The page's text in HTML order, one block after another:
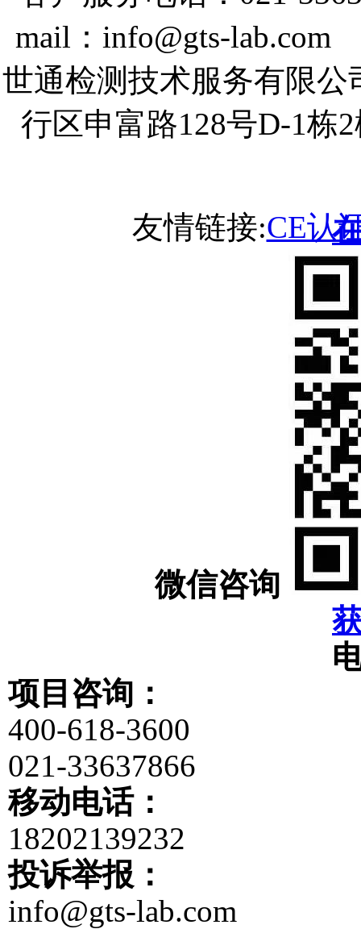
mail：info@gts-
世通检测技术服务有限
行区申富路128号D-1
友情链接:CE认
微信咨询
项目咨询：
400-618-3600
021-33637866
移动电话：
18202139232
投诉举报：
info@gts-lab.com